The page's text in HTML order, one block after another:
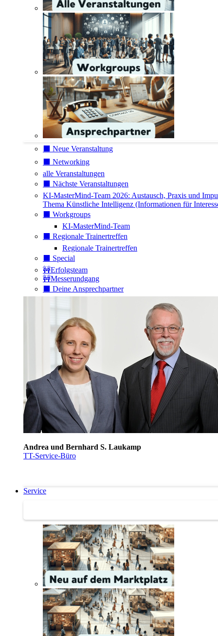
⬛️ Neue Veranstaltung
⬛️ Networking
alle Veranstaltungen
⬛️ Nächste Veranstaltungen
KI-MasterMind-Team 2026: Austausch, Praxis und
Thema Künstliche Intelligenz (Informationen für
⬛️ Workgroups
KI-MasterMind-Team
⬛️ Regionale Trainertreffen
Regionale Trainertreffen
⬛️ Special
🚧Erfolgsteam
🚧Messerundgang
⬛️ Deine Ansprechpartner
Andrea und Bernhard S. Laukamp
TT-Service-Büro
Service